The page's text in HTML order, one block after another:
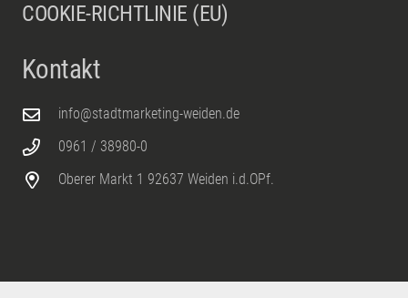
COOKIE-RICHTLINIE (EU)
Kontakt
info@stadtmarketing-weiden.de
0961 / 38980-0
Oberer Markt 1 92637 Weiden i.d.OPf.